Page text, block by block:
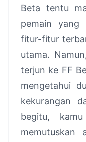
Beta tentu
pemain yang
fitur-fitur
utama.
terjun ke FF
mengetahui
kekurangan
begitu,